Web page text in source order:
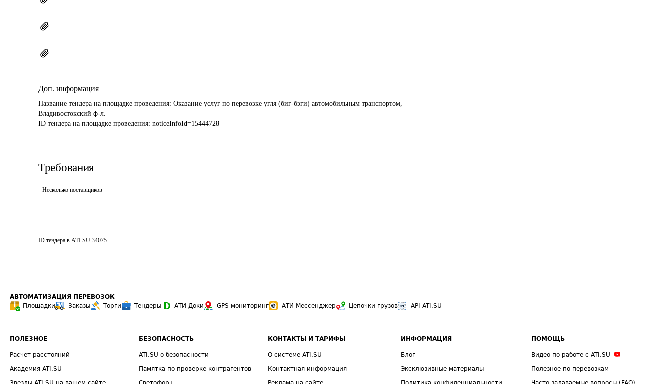
Доп. информация
Название тендера на площадке проведения: Оказание услуг по перевозке угля (биг-бэги) автомобильным транспортом,
Владивостокский ф-л.
ID тендера на площадке проведения: noticeInfoId=15444728
Требования
Несколько поставщиков
ID тендера в ATI.SU 34075
АВТОМАТИЗАЦИЯ ПЕРЕВОЗОК
Площадки
Заказы Торги Тендеры АТИ-Доки GPS-мониторинг АТИ Мессенджер Цепочки грузов API ATI.SU
ПОЛЕЗНОЕ
Расчет расстояний
Академия ATI.SU
БЕЗОПАСНОСТЬ
ATI.SU о безопасности
Памятка по проверке контрагентов
КОНТАКТЫ И ТАРИФЫ
О системе ATI.SU
Контактная информация
ИНФОРМАЦИЯ
Блог
Эксклюзивные материалы
ПОМОЩЬ
Видео по работе с ATI.SU
Полезное по перевозкам